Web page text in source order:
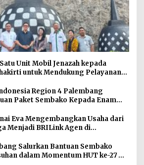
Unit Mobil Jenazah kepada
untuk Mendukung Pelayanan
Region 4 Palembang
Paket Sembako Kepada Enam
Eva Mengembangkan Usaha dari
Menjadi BRILink Agen di
Salurkan Bantuan Sembako
dalam Momentum HUT ke-27